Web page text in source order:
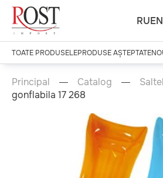
RUEN
TOATE PRODUSELEPRODUSE AȘTEPTATE
Principal Catalog
gonflabila 17 268